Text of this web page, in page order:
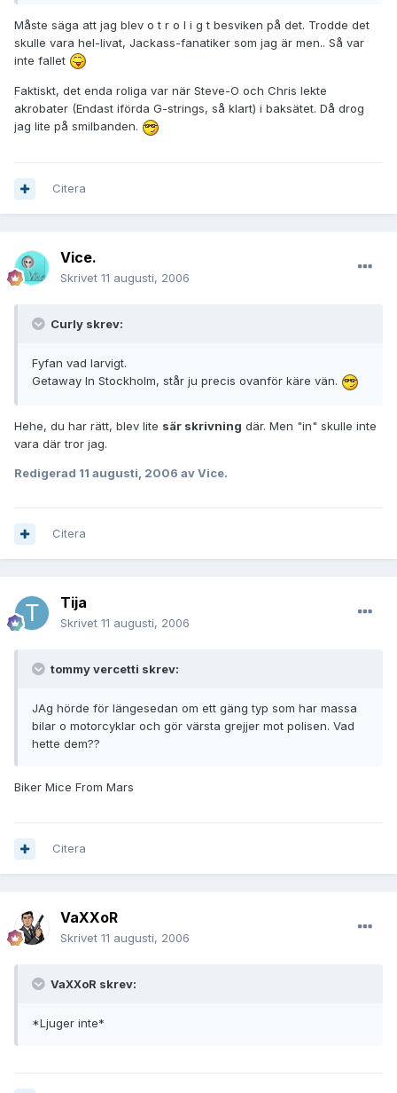
Måste säga att jag blev o t r o l i g t besviken på det. Trodde det
skulle vara hel-livat, Jackass-fanatiker som jag är men.. Så var
inte fallet
Faktiskt, det enda roliga var när Steve-O och Chris lekte
akrobater (Endast iförda G-strings, så klart) i baksätet. Då drog
jag lite på smilbanden.
Citera
Vice.
Skrivet 11 augusti, 2006
Curly skrev:
Fyfan vad larvigt.
Getaway In Stockholm, står ju precis ovanför käre vän.
Hehe, du har rätt, blev lite sär skrivning där. Men "in" skulle inte
vara där tror jag.
Redigerad 11 augusti, 2006 av Vice.
Citera
Tija
Skrivet 11 augusti, 2006
tommy vercetti skrev:
JAg hörde för längesedan om ett gäng typ som har massa
bilar o motorcyklar och gör värsta grejjer mot polisen. Vad
hette dem??
Biker Mice From Mars
Citera
VaXXoR
Skrivet 11 augusti, 2006
VaXXoR skrev:
*Ljuger inte*